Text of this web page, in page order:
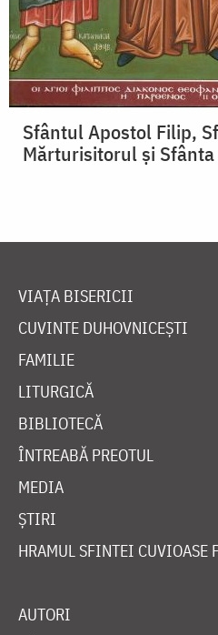
Sfântul Apostol Filip,
Mărturisitorul și
VIAȚA BISERICII
CUVINTE DUHOVNICEȘTI
FAMILIE
LITURGICĂ
BIBLIOTECĂ
ÎNTREABĂ PREOTUL
MEDIA
ȘTIRI
HRAMUL SFINTEI CUVIOASE
AUTORI